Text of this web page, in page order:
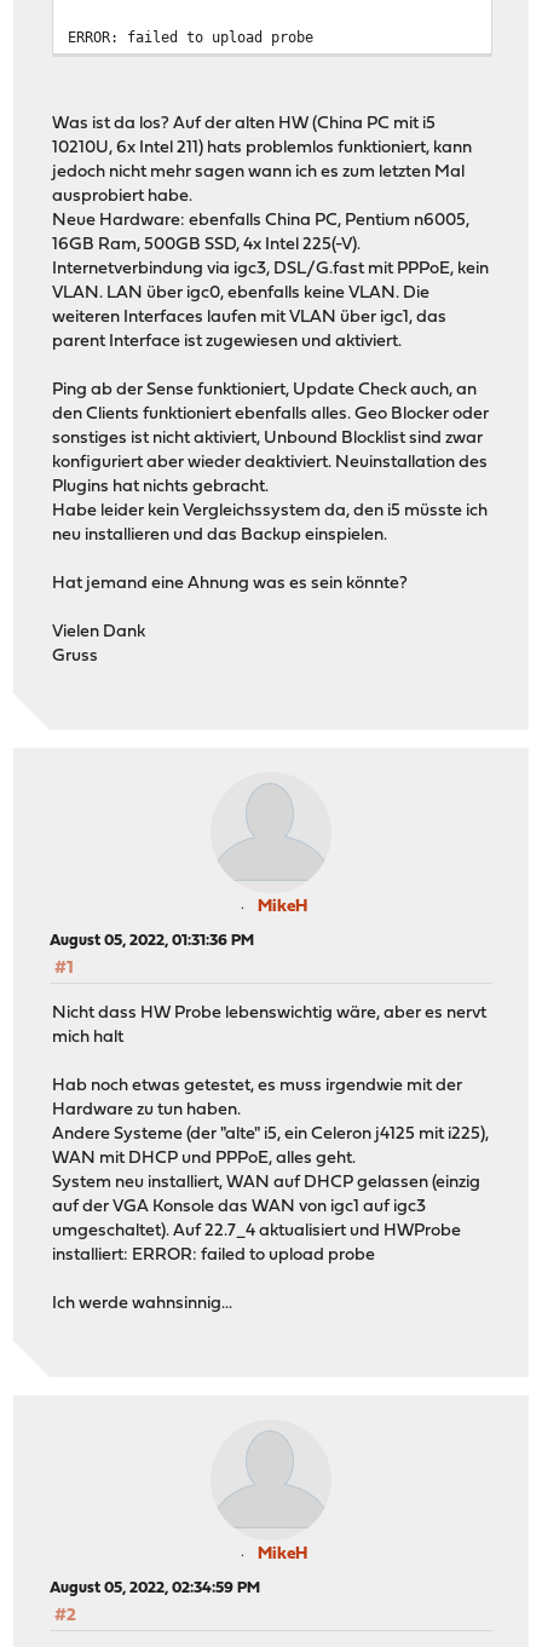
ERROR: failed to upload probe
Was ist da los? Auf der alten HW (China PC mit i5
10210U, 6x Intel 211) hats problemlos funktioniert, kann
jedoch nicht mehr sagen wann ich es zum letzten Mal
ausprobiert habe.
Neue Hardware: ebenfalls China PC, Pentium n6005,
16GB Ram, 500GB SSD, 4x Intel 225(-V).
Internetverbindung via igc3, DSL/G.fast mit PPPoE, kein
VLAN. LAN über igc0, ebenfalls keine VLAN. Die
weiteren Interfaces laufen mit VLAN über igc1, das
parent Interface ist zugewiesen und aktiviert.
Ping ab der Sense funktioniert, Update Check auch, an
den Clients funktioniert ebenfalls alles. Geo Blocker oder
sonstiges ist nicht aktiviert, Unbound Blocklist sind zwar
konfiguriert aber wieder deaktiviert. Neuinstallation des
Plugins hat nichts gebracht.
Habe leider kein Vergleichssystem da, den i5 müsste ich
neu installieren und das Backup einspielen.
Hat jemand eine Ahnung was es sein könnte?
Vielen Dank
Gruss
MikeH
August 05, 2022, 01:31:36 PM
#1
Nicht dass HW Probe lebenswichtig wäre, aber es nervt
mich halt
Hab noch etwas getestet, es muss irgendwie mit der
Hardware zu tun haben.
Andere Systeme (der "alte" i5, ein Celeron j4125 mit i225),
WAN mit DHCP und PPPoE, alles geht.
System neu installiert, WAN auf DHCP gelassen (einzig
auf der VGA Konsole das WAN von igc1 auf igc3
umgeschaltet). Auf 22.7_4 aktualisiert und HWProbe
installiert: ERROR: failed to upload probe
Ich werde wahnsinnig...
MikeH
August 05, 2022, 02:34:59 PM
#2